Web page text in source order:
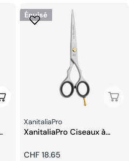
Choisissez Les Options
Épuisé
Fournisseur:
XanitaliaPro
XanitaliaPro Ciseaux à
Prix
CHF 18.65